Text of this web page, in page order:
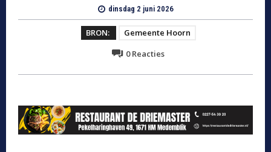
dinsdag 2 juni 2026
BRON:
Gemeente Hoorn
0Reacties